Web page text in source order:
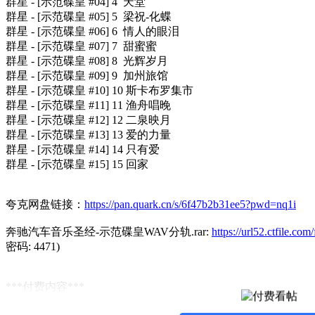
群星 - [示范碟皇 #05] 5 梁祝-化蝶
群星 - [示范碟皇 #06] 6 情人的眼泪
群星 - [示范碟皇 #07] 7 甜蜜蜜
群星 - [示范碟皇 #08] 8 光辉岁月
群星 - [示范碟皇 #09] 9 加州旅馆
群星 - [示范碟皇 #10] 10 斯卡布罗集市
群星 - [示范碟皇 #11] 11 渔舟唱晚
群星 - [示范碟皇 #12] 12 二泉映月
群星 - [示范碟皇 #13] 13 爱的力量
群星 - [示范碟皇 #14] 14 只有爱
群星 - [示范碟皇 #15] 15 回家
夸克网盘链接： https://pan.quark.cn/s/6f47b2b31ee5?pwd=nq1i
奔驰汽车音乐圣经-示范碟皇WAV分轨.rar: https://
密码: 4471)
***付费内容***